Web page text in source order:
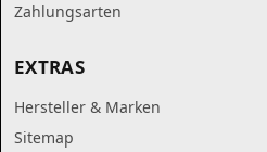
Zahlungsarten
EXTRAS
Hersteller & Marken
Sitemap